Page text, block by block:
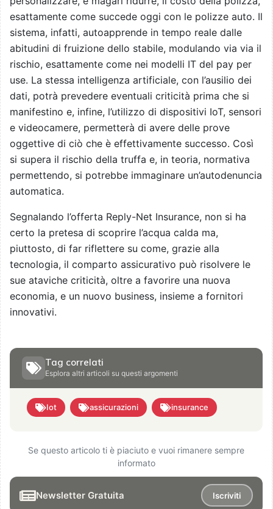
esattamente come succede oggi con le polizze auto. Il
sistema, infatti, autoapprende in tempo reale dalle
abitudini di fruizione dello stabile, modulando via via il
rischio, esattamente come nei modelli IT del pay per
use. La stessa intelligenza artificiale, con l’ausilio dei
dati, potrà prevedere eventuali criticità prima che si
manifestino e, infine, l’utilizzo di dispositivi IoT, sensori
e videocamere, permetterà di avere delle prove
oggettive di ciò che è effettivamente successo. Così
si supera il rischio della truffa e, in teoria, normativa
permettendo, si potrebbe immaginare un’autodenuncia
automatica.
Segnalando l’offerta Reply-Net Insurance, non si ha
certo la pretesa di scoprire l’acqua calda ma,
piuttosto, di far riflettere su come, grazie alla
tecnologia, il comparto assicurativo può risolvere le
sue ataviche criticità, oltre a favorire una nuova
economia, e un nuovo business, insieme a fornitori
innovativi.
Tag correlati
Esplora altri articoli su questi argomenti
Iot assicurazioni insurance
Se questo articolo ti è piaciuto e vuoi rimanere sempre
informato
Newsletter Gratuita Iscriviti